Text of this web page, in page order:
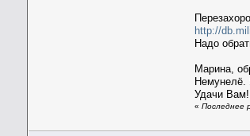
http://
Надо
Марина,
Немунелё.
Удачи
«Последнее